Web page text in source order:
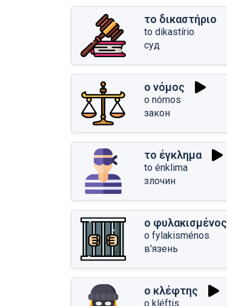
το δικαστήριο
to dikastírio
суд
ο νόμος
o nómos
закон
το έγκλημα
to énklima
злочин
ο φυλακισμένος
o fylakisménos
в'язень
ο κλέφτης
o kléftis